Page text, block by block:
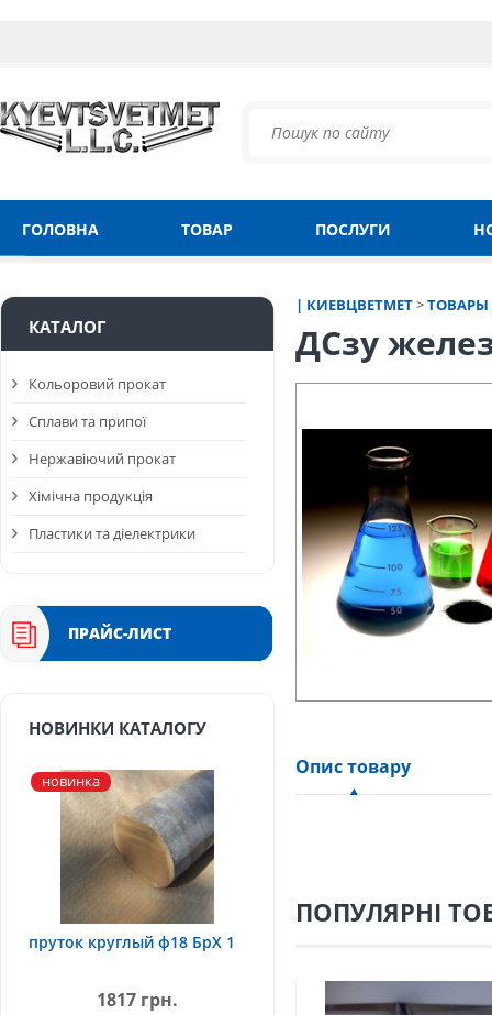
ГОЛОВНА ТОВАР ПОСЛУГИ
| КИЕВЦВЕТМЕТ>ТОВАРЫ
ДСзу
Опис товару
ПОПУЛЯРНІ
КАТАЛОГ
Кольоровий прокат
Сплави та припої
Нержавіючий прокат
Хімічна продукція
Пластики та діелектрики
ПРАЙС-ЛИСТ
НОВИНКИ КАТАЛОГУ
новинка
пруток круглый ф18 БрХ 1
1817 грн.